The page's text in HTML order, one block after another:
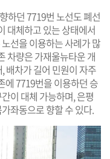
하던 7719번 노선도 폐선
대체하고 있는 상태에서
선을 이용하는 사례가 많
차량은 가재울뉴타운 개
배차가 길어 민원이 자주
에 7719번을 이용하던 승
이 대체 가능하며, 은평
좌동으로 향할 수 있다.